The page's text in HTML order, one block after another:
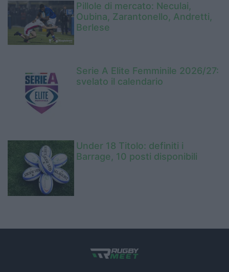
Pillole di mercato: Neculai,
Oubina, Zarantonello, Andretti,
Berlese
Serie A Elite Femminile 2026/27:
svelato il calendario
Under 18 Titolo: definiti i
Barrage, 10 posti disponibili